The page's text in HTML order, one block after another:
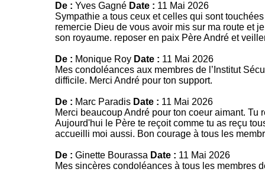
De : Yves Gagné Date : 11 Mai 2026
Sympathie a tous ceux et celles qui sont
remercie Dieu de vous avoir mis sur ma route et
son royaume. reposer en paix Père André et
De : Monique Roy Date : 11 Mai 2026
Mes condoléances aux membres de l’Institut
difficile. Merci André pour ton support.
De : Marc Paradis Date : 11 Mai 2026
Merci beaucoup André pour ton coeur aimant.
Aujourd'hui le Père te reçoit comme tu as reçu
accueilli moi aussi. Bon courage à tous les
De : Ginette Bourassa Date : 11 Mai 2026
Mes sincères condoléances à tous les membres